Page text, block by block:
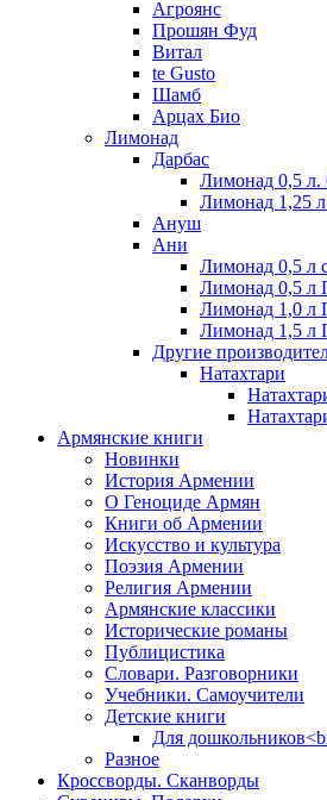
Агроянс
Прошян Фуд
Витал
te Gusto
Шамб
Арцах Био
Лимонад
Дарбас
Лимонад 0,5 л.
Лимонад 1,25
Ануш
Ани
Лимонад 0,5 л
Лимонад 0,5 л
Лимонад 1,0 л
Лимонад 1,5 л
Другие
Натахтари
Армянские книги
Новинки
История Армении
О Геноциде Армян
Книги об Армении
Иcкусство и культура
Поэзия Армении
Религия Армении
Армянские классики
Исторические романы
Публицистика
Словари. Разговорники
Учебники. Самоучители
Детские книги
Для
Разное
Кроссворды. Сканворды